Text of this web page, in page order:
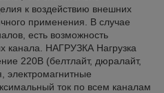
к воздействию внешних
применения. В случае
есть возможность
канала. НАГРУЗКА Нагрузка
220В (белтлайт, дюралайт,
электромагнитные
ток по всем каналам